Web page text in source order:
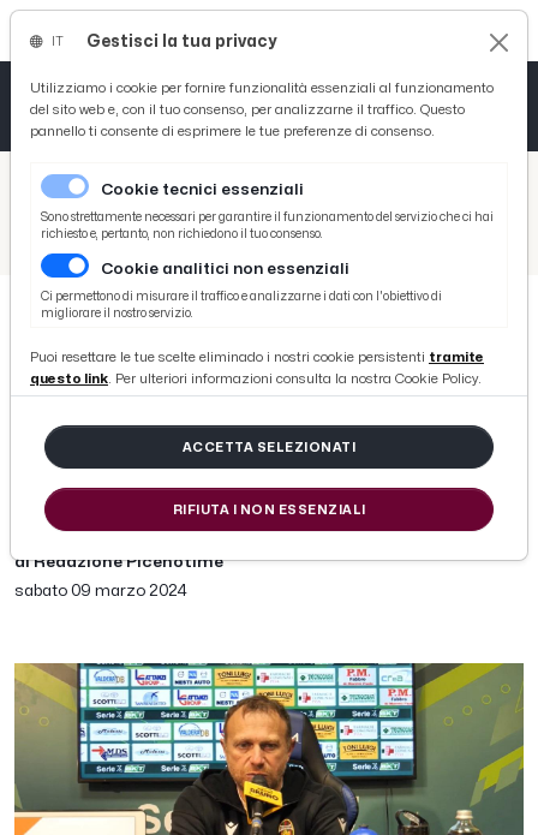
/ Picenotime
/ Serie B
Pisa-Ternana 1-0, voci Aquilani (“Moreo ha stretto i denti, gol meritato”) e Breda (“Vedo una squadra super viva”)
Pisa-Ternana 1-0, voci Aquilani
(“Moreo ha stretto i denti, gol
meritato”) e Breda (“Vedo una
squadra super viva”)
di Redazione Picenotime
sabato 09 marzo 2024
Gestisci la tua privacy
Utilizziamo i cookie per fornire funzionalità essenziali al funzionamento
del sito web e, con il tuo consenso, per analizzarne il traffico. Questo
pannello ti consente di esprimere le tue preferenze di consenso.
Cookie tecnici essenziali
Sono strettamente necessari per garantire il funzionamento del servizio che ci hai
richiesto e, pertanto, non richiedono il tuo consenso.
Cookie analitici non essenziali
Ci permettono di misurare il traffico e analizzarne i dati con l'obiettivo di
migliorare il nostro servizio.
Puoi resettare le tue scelte eliminado i nostri cookie persistenti tramite
questo link. Per ulteriori informazioni consulta la nostra Cookie Policy.
ACCETTA SELEZIONATI
RIFIUTA I NON ESSENZIALI
Tutto News
Tutto Sport
Basket
Ciclismo
Tutto Curiosità